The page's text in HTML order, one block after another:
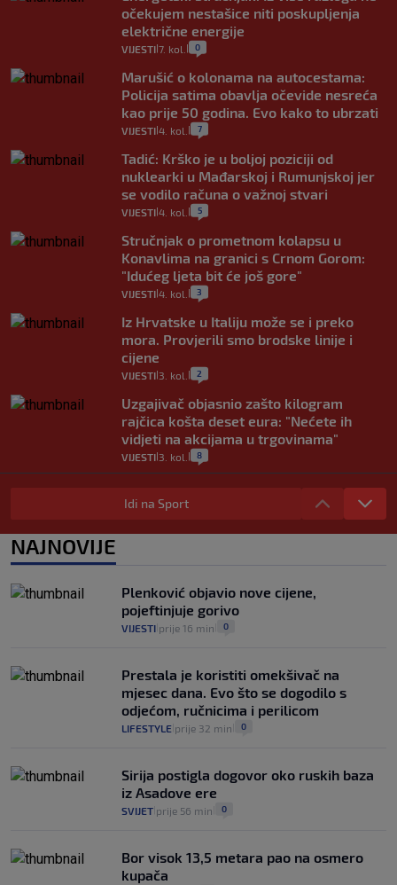
očekujem nestašice niti poskupljenja
električne energije
VIJESTI 7. kol. 0
Marušić o kolonama na autocestama:
Policija satima obavlja očevide nesreća
kao prije 50 godina. Evo kako to ubrzati
VIJESTI 4. kol. 7
Tadić: Krško je u boljoj poziciji od
nuklearki u Mađarskoj i Rumunjskoj jer
se vodilo računa o važnoj stvari
VIJESTI 4. kol. 5
Stručnjak o prometnom kolapsu u
Konavlima na granici s Crnom Gorom:
"Idućeg ljeta bit će još gore"
VIJESTI 4. kol. 3
Iz Hrvatske u Italiju može se i preko
mora. Provjerili smo brodske linije i
cijene
VIJESTI 3. kol. 2
Uzgajivač objasnio zašto kilogram
rajčica košta deset eura: "Nećete ih
vidjeti na akcijama u trgovinama"
VIJESTI 3. kol. 8
Selidba je jedno od stresnijih iskustava.
Evo aktualnih cijena i nekoliko savjeta
0
automobilom na Hvar iz Zagreba, a
koliko iz Osijeka
VIJESTI 2. kol. 14
Idi na Sport
NAJNOVIJE
Plenković objavio nove cijene,
pojeftinjuje gorivo
VIJESTI prije 16 min 0
Prestala je koristiti omekšivač na
mjesec dana. Evo što se dogodilo s
odjećom, ručnicima i perilicom
LIFESTYLE prije 32 min 0
Sirija postigla dogovor oko ruskih baza
iz Asadove ere
SVIJET prije 56 min 0
Bor visok 13,5 metara pao na osmero
kupača